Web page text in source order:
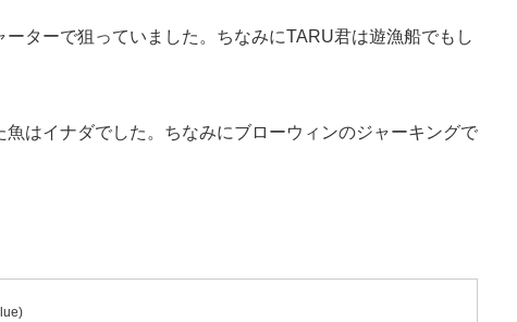
ターで狙っていました。ちなみにTARU君は遊漁船でもし
はイナダでした。ちなみにブローウィンのジャーキングで